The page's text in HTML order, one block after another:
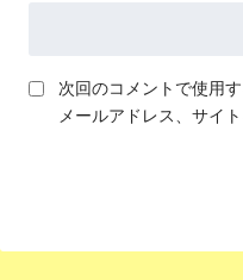
次回のコメントで使用
メールアドレス、サイト